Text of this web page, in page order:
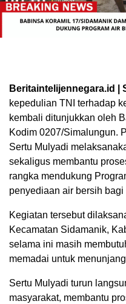
Beritaintelijennegara.id |
kepedulian TNI terhadap
kembali ditunjukkan oleh
Kodim 0207/Simalungun.
Sertu Mulyadi
sekaligus membantu
rangka mendukung
penyediaan air bersih bagi
Kegiatan tersebut
Kecamatan Sidamanik,
selama ini masih
memadai untuk
Sertu Mulyadi turun
masyarakat, membantu